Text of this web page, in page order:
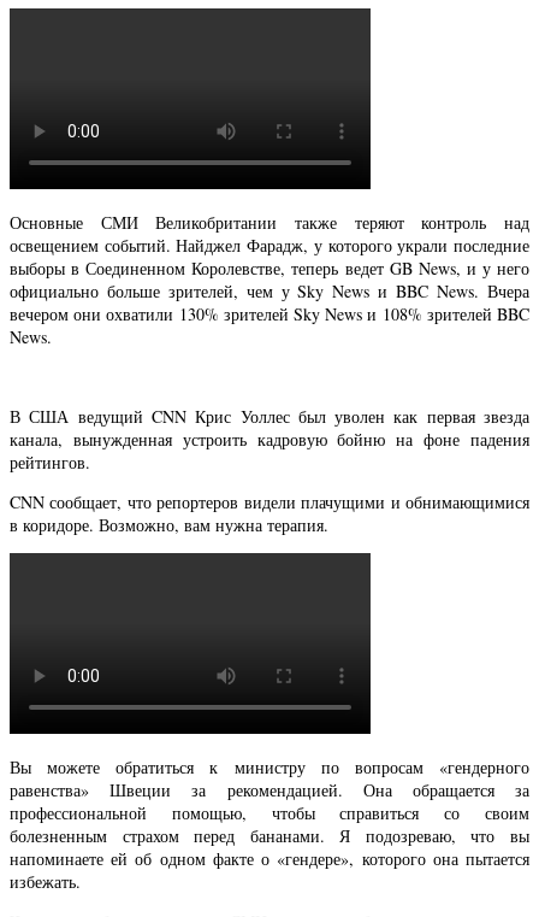
Основные СМИ Великобритании также теряют контроль над
освещением событий. Найджел Фарадж, у которого украли последние
выборы в Соединенном Королевстве, теперь ведет GB News, и у него
официально больше зрителей, чем у Sky News и BBC News. Вчера
вечером они охватили 130% зрителей Sky News и 108% зрителей BBC
News.
В США ведущий CNN Крис Уоллес был уволен как первая звезда
канала, вынужденная устроить кадровую бойню на фоне падения
рейтингов.
CNN сообщает, что репортеров видели плачущими и обнимающимися
в коридоре. Возможно, вам нужна терапия.
Вы можете обратиться к министру по вопросам «гендерного
равенства» Швеции за рекомендацией. Она обращается за
профессиональной помощью, чтобы справиться со своим
болезненным страхом перед бананами. Я подозреваю, что вы
напоминаете ей об одном факте о «гендере», которого она пытается
избежать.